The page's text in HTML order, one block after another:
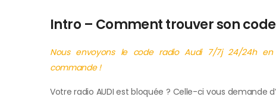
Intro – Comment trouver son
Nous envoyons le code radio Audi 7/7j 24/24h
commande !
Votre radio AUDI est bloquée ? Celle-ci vous demande